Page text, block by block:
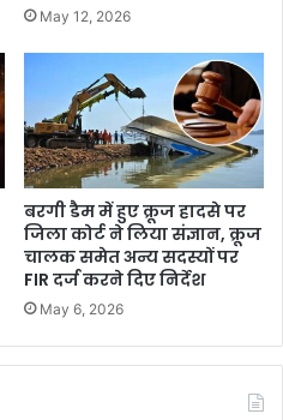
May 12, 2026
बरगी डैम में हुए क्रूज हादसे पर
जिला कोर्ट ने लिया संज्ञान, क्रूज
चालक समेत अन्य सदस्यों पर
FIR दर्ज करने दिए निर्देश
May 6, 2026